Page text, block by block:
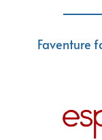
Faventure